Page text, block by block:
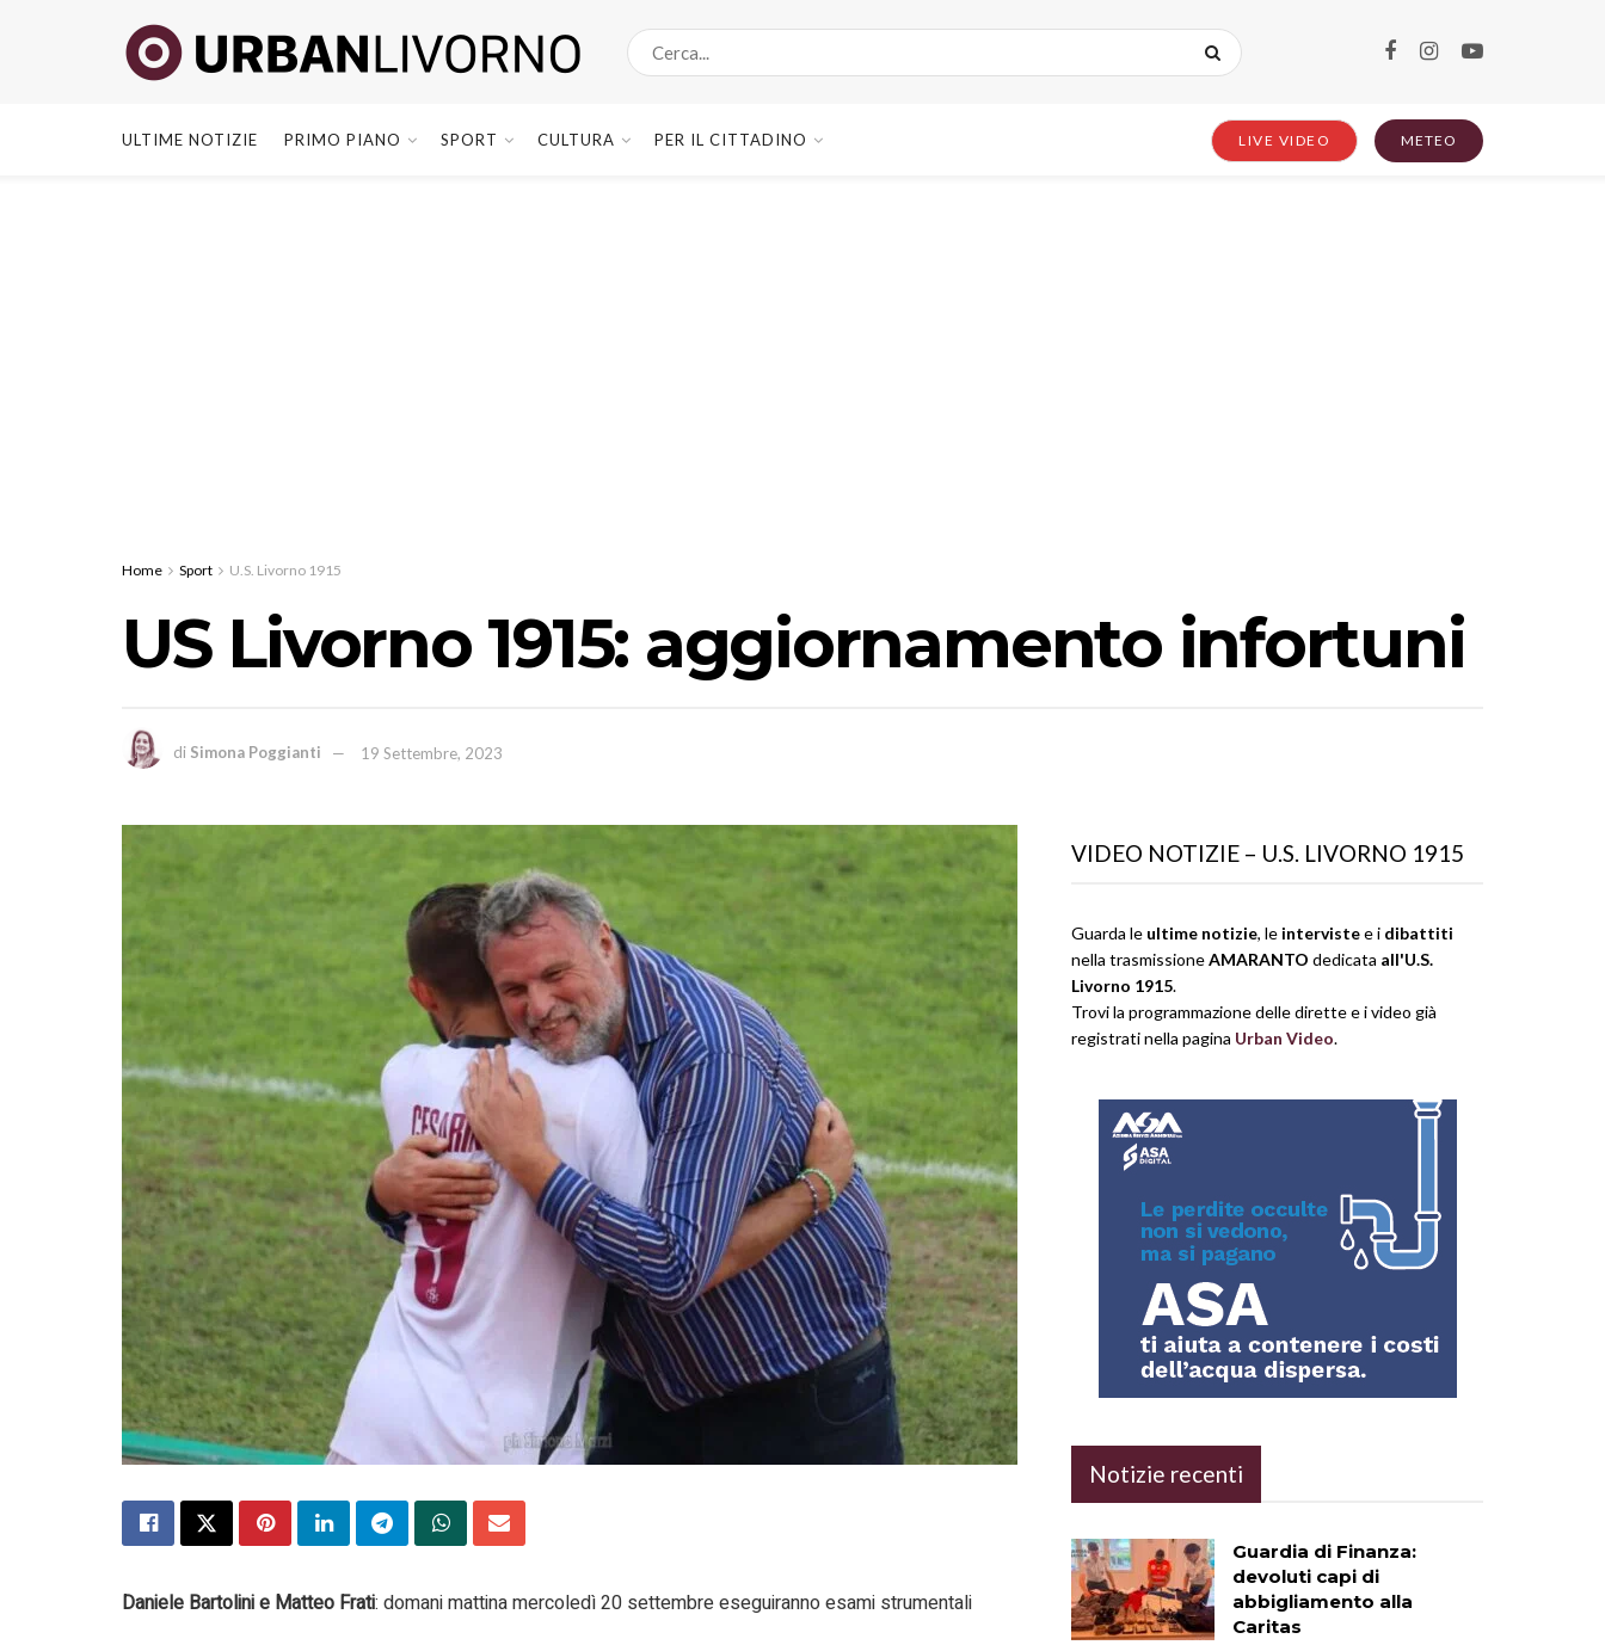
ULTIME NOTIZIE PRIMO PIANO SPORT CULTURA PER IL CITTADINO LIVE VIDEO METEO
Home Sport U.S. Livorno 1915
US Livorno 1915: aggiornamento infortuni
di Simona Poggianti 19 Settembre, 2023
Daniele Bartolini e Matteo Frati: domani mattina mercoledì 20 settembre eseguiranno esami strumentali
VIDEO NOTIZIE – U.S. LIVORNO 1915
Guarda le ultime notizie, le intervistee i dibattiti
nella trasmissioneAMARANTO dedicata all'U.S.
Livorno 1915.
Trovi la programmazione delle dirette e i video già
registrati nella pagina Urban Video.
Notizie recenti
Guardia di Finanza:
devoluti capi di
abbigliamento alla
Caritas